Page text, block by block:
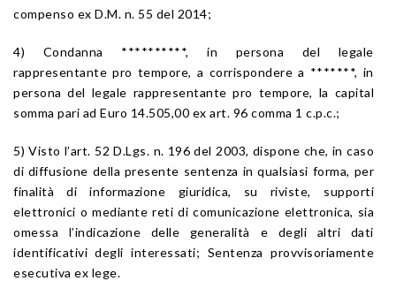
compenso ex D.M. n. 55 del 2014;
4) Condanna **********, in persona del legale
rappresentante pro tempore, a corrispondere a *******, in
persona del legale rappresentante pro tempore, la capital
somma pari ad Euro 14.505,00 ex art. 96 comma 1 c.p.c.;
5) Visto l’art. 52 D.Lgs. n. 196 del 2003, dispone che, in caso
di diffusione della presente sentenza in qualsiasi forma, per
finalità di informazione giuridica, su riviste, supporti
elettronici o mediante reti di comunicazione elettronica, sia
omessa l’indicazione delle generalità e degli altri dati
identificativi degli interessati; Sentenza provvisoriamente
esecutiva ex lege.